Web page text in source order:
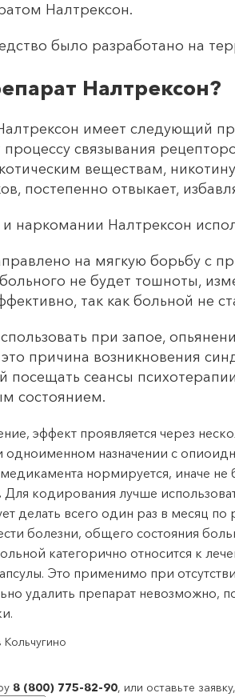
Налтрексон.
было разработано на
Налтрексон?
имеет следующий
процессу связывания
веществам,
постепенно отвыкает,
наркомании Налтрексон
на мягкую борьбу с
не будет тошноты,
так как больной не
при запое,
причина возникновения
посещать сеансы
состоянием.
эффект проявляется через
одноименном назначении с
нормируется, иначе не
Для кодирования лучше
делать всего один раз в месяц
болезни, общего состояния
категорично относится к
Это применимо при
удалить препарат невозможно,
8 (800) 775-82-90, или оставьте